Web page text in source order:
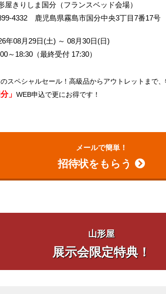
屋きりしま国分（フランスベッド会場）
4332 鹿児島県霧島市国分中央3丁目7番17号
年08月29日(土) ～ 08月30日(日)
～18:30（最終受付 17:30）
スペシャルセール！高級品からアウトレットまで、
」 WEB申込で更にお得です！
メールで簡単！
招待状をもらう
山形屋
展示会限定特典！